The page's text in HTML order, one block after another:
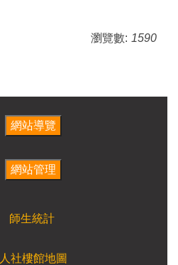
瀏覽數: 1590
師生統計
人社樓館地圖